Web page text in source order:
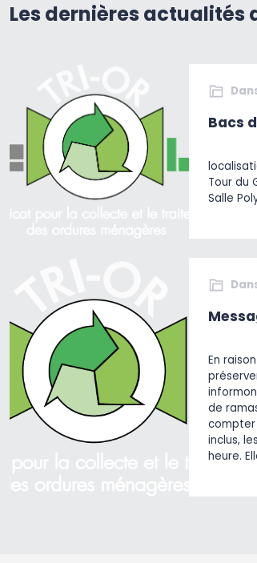
Les dernières actualités
Bacs
Tour du
Salle
En
de
compter
inclus,
heure.